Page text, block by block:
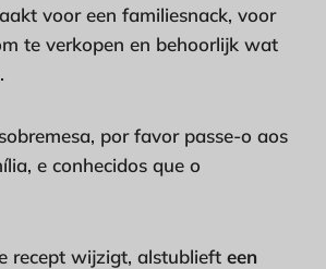
voor een familiesnack, voor
te verkopen en behoorlijk wat
por favor passe-o aos
e conhecidos que o
recept wijzigt, alstublieft een